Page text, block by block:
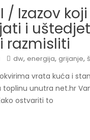
/ Izazov
i
razmisliti
dw, energija, grijanje,
vrata kuća i
toplinu unutra net.hr
ostvariti to